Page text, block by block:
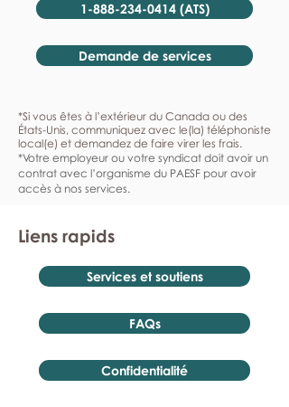
1-888-234-0414 (ATS)
Demande de services
*Si vous êtes à l’extérieur du Canada ou des
États-Unis, communiquez avec le(la) téléphoniste
local(e) et demandez de faire virer les frais.
*Votre employeur ou votre syndicat doit avoir un
contrat avec l’organisme du PAESF pour avoir
accès à nos services.
Liens rapids
Services et soutiens
FAQs
Confidentialité